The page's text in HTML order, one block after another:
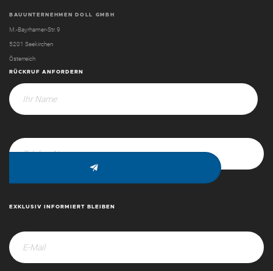
BAUUNTERNEHMEN DOLL GMBH
M.-Bayrhamer-Str. 9
5201 Seekirchen
Österreich
RÜCKRUF ANFORDERN
EXKLUSIV INFORMIERT BLEIBEN